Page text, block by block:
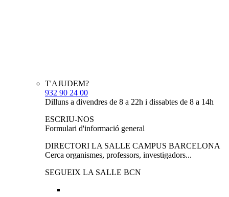
T'AJUDEM?
932 90 24 00
Dilluns a divendres de 8 a 22h i dissabtes de 8 a 14h
ESCRIU-NOS
Formulari d'informació general
DIRECTORI LA SALLE CAMPUS BARCELONA
Cerca organismes, professors, investigadors...
SEGUEIX LA SALLE BCN